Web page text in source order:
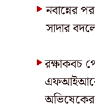
নবান্নের
সাদার
রক্ষাকবচ